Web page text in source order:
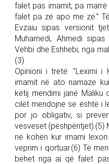
falet pas imamit, pa
falet pa zë apo me zë."
Evzaiu sipas versionit
Muhamedi, Ahmedi
Vehbi dhe Eshhebi, nga
(3)
Opinioni i tretë: "Leximi
imamit në ato namaze
këtij mendimi janë Maliku
cilët mendojnë se është i
por jo obligativ, si
vesveset (pëshpëritjet).(5)
në kohën kur imami
veprim i qortuar.(6) Të
bëhet nga ai që falet